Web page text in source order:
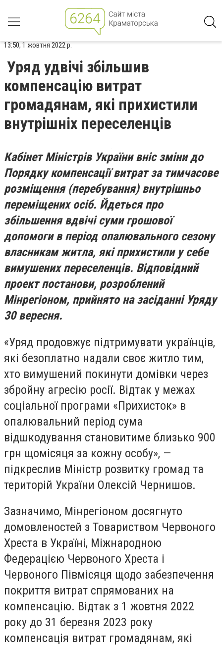
13:50, 1 жовтня 2022 р.
Уряд удвічі збільшив
компенсацію витрат
громадянам, які прихистили
внутрішніх переселенців
Кабінет Міністрів України вніс зміни до
Порядку компенсації витрат за тимчасове
розміщення (перебування) внутрішньо
переміщених осіб. Йдеться про
збільшення вдвічі суми грошової
допомоги в період опалювального сезону
власникам житла, які прихистили у себе
вимушених переселенців. Відповідний
проект постанови, розроблений
Мінрегіоном, прийнято на засіданні Уряду
30 вересня.
«Уряд продовжує підтримувати українців,
які безоплатно надали своє житло тим,
хто вимушений покинути домівки через
збройну агресію росії. Відтак у межах
соціальної програми «Прихисток» в
опалювальний період сума
відшкодування становитиме близько 900
грн щомісяця за кожну особу», —
підкреслив Міністр розвитку громад та
територій України Олексій Чернишов.
Зазначимо, Мінрегіоном досягнуто
домовленостей з Товариством Червоного
Хреста в Україні, Міжнародною
Федерацією Червоного Хреста і
Червоного Півмісяця щодо забезпечення
покриття витрат спрямованих на
компенсацію. Відтак з 1 жовтня 2022
року до 31 березня 2023 року
компенсація витрат громадянам, які